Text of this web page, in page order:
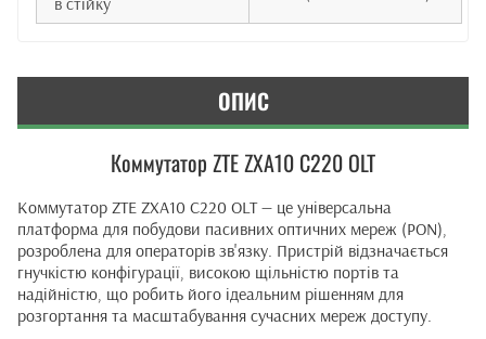
ОПИС
Коммутатор ZTE ZXA10 C220 OLT
Коммутатор ZTE ZXA10 C220 OLT — це універсальна
платформа для побудови пасивних оптичних мереж (PON),
розроблена для операторів зв'язку. Пристрій відзначається
гнучкістю конфігурації, високою щільністю портів та
надійністю, що робить його ідеальним рішенням для
розгортання та масштабування сучасних мереж доступу.